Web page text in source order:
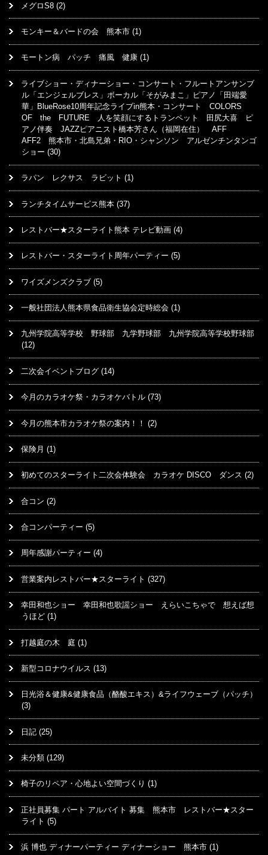
メグロS8 (2)
モンキー＆バードの会 熊本市 (1)
モートン病 パッチ 痛風 健康 (1)
ライブショー・ディナーショー・コンサート・フルートアンサンブ
ル「エンジェルブレス」ボーカル「そがみまこ」ピアノ「田端愛
華」BlueRose10周年記念ライブin熊本・コンサート COLORS
OF the FUTURE 人を笑顔にするトランペット 田尻大喜 ピ
アノ伴奏 JAZZピアニスト橋本芳さん（福岡在住） AFF
AFF2 熊本市・北島兄弟・RIO・シャンソン アルゼンチンタンゴ
ショー (30)
ラパン レクサス ラビット (1)
ランチタイムサービス熊本 (37)
レストバー★スターライト熊本 テレビ動画 (4)
レストバー・スターライト周年パーティー (5)
ワイズメンズクラブ (5)
一般社団法人熊本県食品衛生協会定時総会 (1)
九州学院高等学校 野球部 九学野球部 九州学院高等学校野球部
(12)
二次会イベントブログ (14)
今月のカラオケ祭・カラオケバトル (73)
今月の熊本市カラオケ祭の案内！！ (2)
保険月 (1)
初めてのスターライト二次会体験会 カラオケ DISCO ダンス (2)
合コン (2)
合コンパーティー (5)
周年感謝パーティー (4)
営業案内レストバー★スターライト (327)
幸田和也ショー 幸田和也歌謡ショー えらいこちゃで 想えば想
うほど (1)
打越庭の木 庭 (1)
新型コロナウイルス (13)
日光浴＆健康&健康食品（酪酸エキス）&ライフウェーブ（パッチ）
(3)
日記 (25)
未分類 (129)
椅子のリペア・心地よい空間づくり (1)
正社員募集 パート アルバイト 募集 熊本市 レストバー★スター
ライト (5)
浜 博也 ディナーパーティー ディナーショー 熊本市 (1)